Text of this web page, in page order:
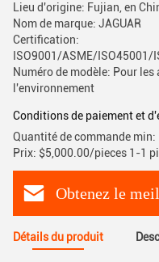
Lieu d'origine: Fujian, en
Nom de marque: JAGUAR
Certification:
ISO9001/ASME/ISO45001/
Numéro de modèle: Pour les
l'environnement
Conditions de paiement et
Quantité de commande min:
Prix: $5,000.00/pieces 1-1
Obtenez le
Détails du produit